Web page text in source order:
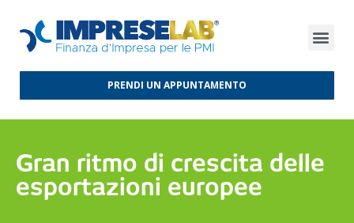
PRENDI UN APPUNTAMENTO
Gran ritmo di crescita delle
esportazioni europee